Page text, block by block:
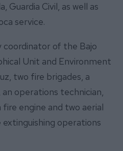
Guardia Civil, as well as
service.
of the Bajo
Unit and Environment
two fire brigades, a
operations technician,
engine and two aerial
operations